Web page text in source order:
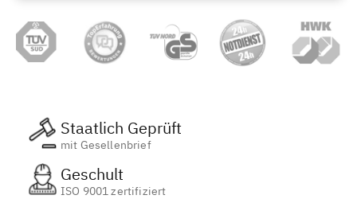
Staatlich Geprüft
mit Gesellenbrief
Geschult
ISO 9001 zertifiziert